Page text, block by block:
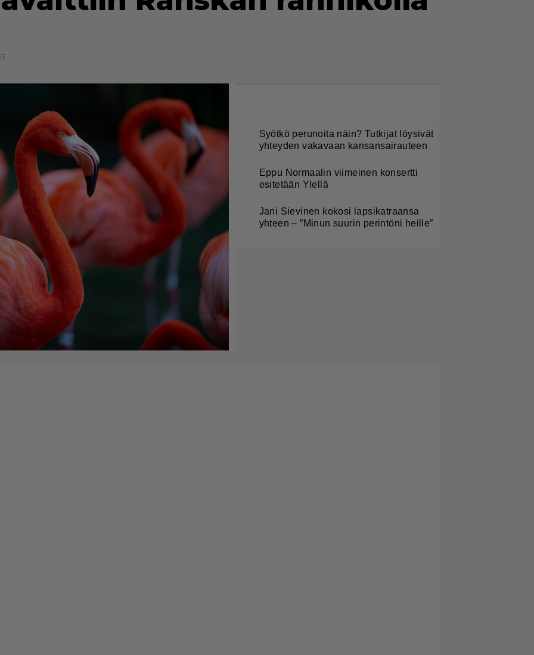
Syötkö perunoita näin? Tutkijat löysivät
yhteyden vakavaan kansansairauteen
Eppu Normaalin viimeinen konsertti
esitetään Ylellä
Jani Sievinen kokosi lapsikatraansa
yhteen – ”Minun suurin perintöni heille”